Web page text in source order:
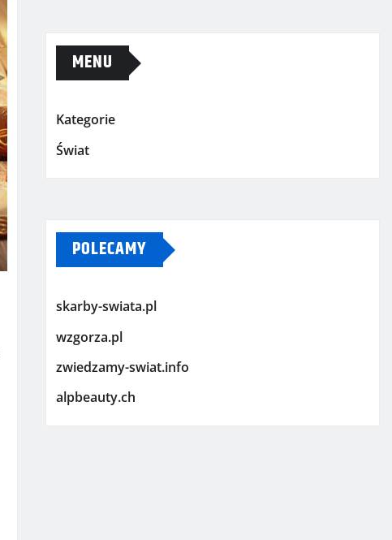
MENU
Kategorie
Świat
POLECAMY
skarby-swiata.pl
wzgorza.pl
zwiedzamy-swiat.info
alpbeauty.ch